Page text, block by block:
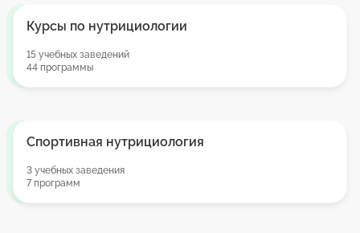
Курсы по нутрициологии
15 учебных заведений
44 программы
Спортивная нутрициология
3 учебных заведения
7 программ